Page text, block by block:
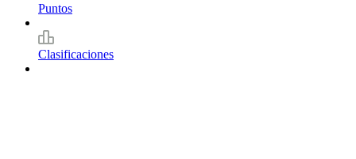
Puntos
Clasificaciones